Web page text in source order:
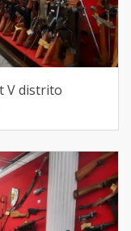
V distrito